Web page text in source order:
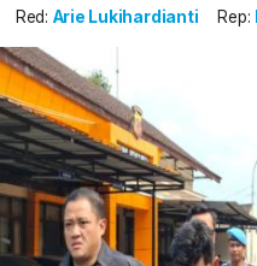
Red: Arie Lukihardianti Rep: